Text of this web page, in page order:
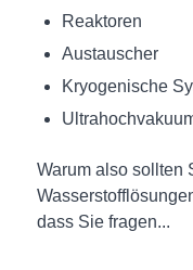
Reaktoren
Austauscher
Kryogenische
Warum also sollten
dass Sie fragen...